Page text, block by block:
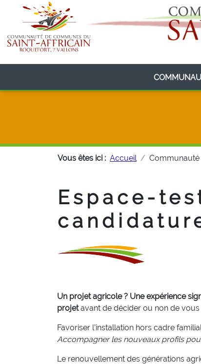
Vous êtes ici : Accueil
Espace-
Un projet agricole ? Une expérience
projetavant de décider ou non de vous
Favoriser l’installation hors cadre
Accompagner les nouveaux profils
Le renouvellement des générations